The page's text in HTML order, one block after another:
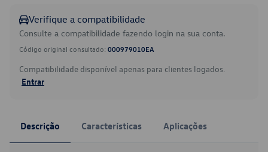
Verifique a compatibilidade
Consulte a compatibilidade fazendo login na sua conta.
Código original consultado: 000979010EA
Compatibilidade disponível apenas para clientes logados.
Entrar
Descrição Características Aplicações